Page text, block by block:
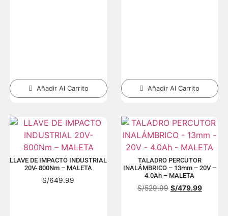
Añadir Al Carrito Añadir Al Carrito
LLAVE DE IMPACTO INDUSTRIAL
20V- 800Nm – MALETA
S/649.99
TALADRO PERCUTOR
INALÁMBRICO – 13mm – 20V –
4.0Ah – MALETA
S/529.99 S/479.99